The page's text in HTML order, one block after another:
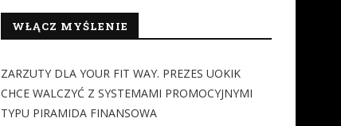
WŁĄCZ MYŚLENIE
ZARZUTY DLA YOUR FIT WAY. PREZES UOKIK
CHCE WALCZYĆ Z SYSTEMAMI PROMOCYJNYMI
TYPU PIRAMIDA FINANSOWA